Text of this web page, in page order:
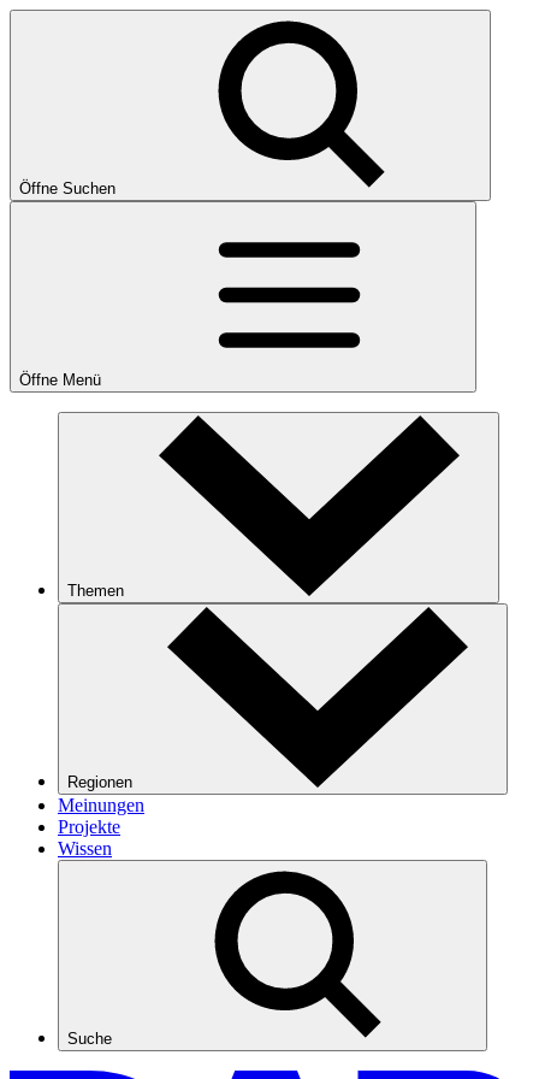
Öffne Suchen
Öffne Menü
Themen
Regionen
Meinungen
Projekte
Wissen
Suche